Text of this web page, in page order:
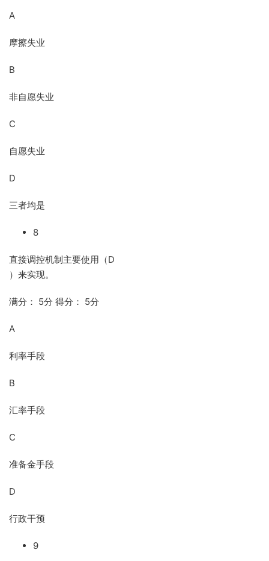
A
摩擦失业
B
非自愿失业
C
自愿失业
D
三者均是
8
直接调控机制主要使用（D
）来实现。
满分： 5分 得分： 5分
A
利率手段
B
汇率手段
C
准备金手段
D
行政干预
9